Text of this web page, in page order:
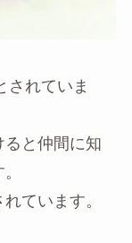
されていま
ると仲間に知
ています。